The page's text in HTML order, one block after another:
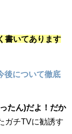
書いてあります
後について徹底
たん)だよ！だか
ガチTVに勧誘す